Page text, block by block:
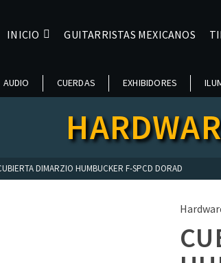
INICIO GUITARRISTAS MEXICANOS
AUDIO CUERDAS EXHIBIDORES
DIMARZIO HUMBUCKER F-SPCD DORAD